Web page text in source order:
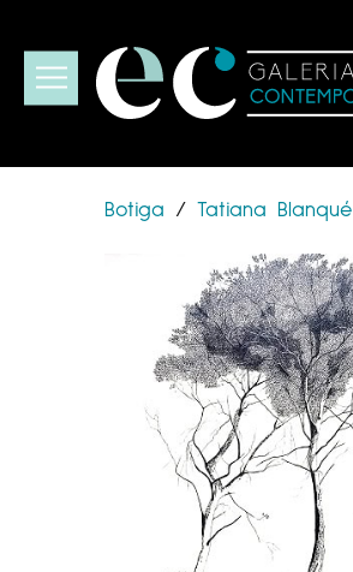
Botiga / Tatiana Blanqué